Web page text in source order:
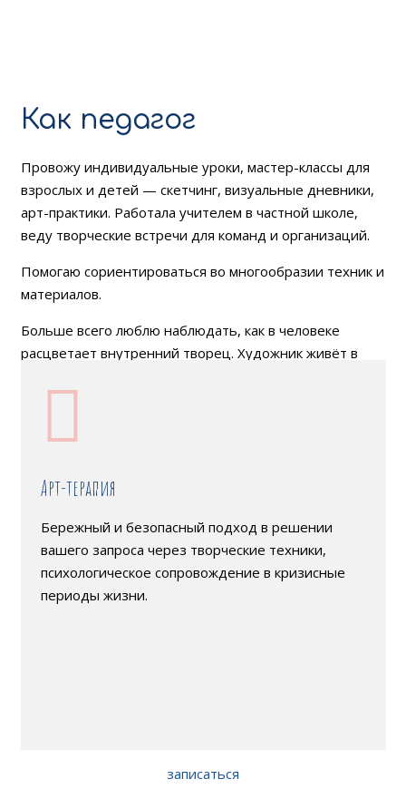
Как педагог
Провожу индивидуальные уроки, мастер-классы для
взрослых и детей — скетчинг, визуальные дневники,
арт-практики. Работала учителем в частной школе,
веду творческие встречи для команд и организаций.
Помогаю сориентироваться во многообразии техник и
материалов.
Больше всего люблю наблюдать, как в человеке
расцветает внутренний творец. Художник живёт в
начать.
Арт-терапия
Бережный и безопасный подход в решении
вашего запроса через творческие техники,
психологическое сопровождение в кризисные
периоды жизни.
записаться